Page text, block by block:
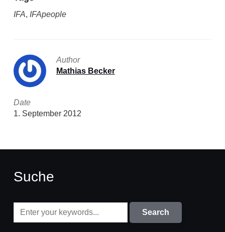
IFA, IFApeople
Author
Mathias Becker
Date
1. September 2012
Suche